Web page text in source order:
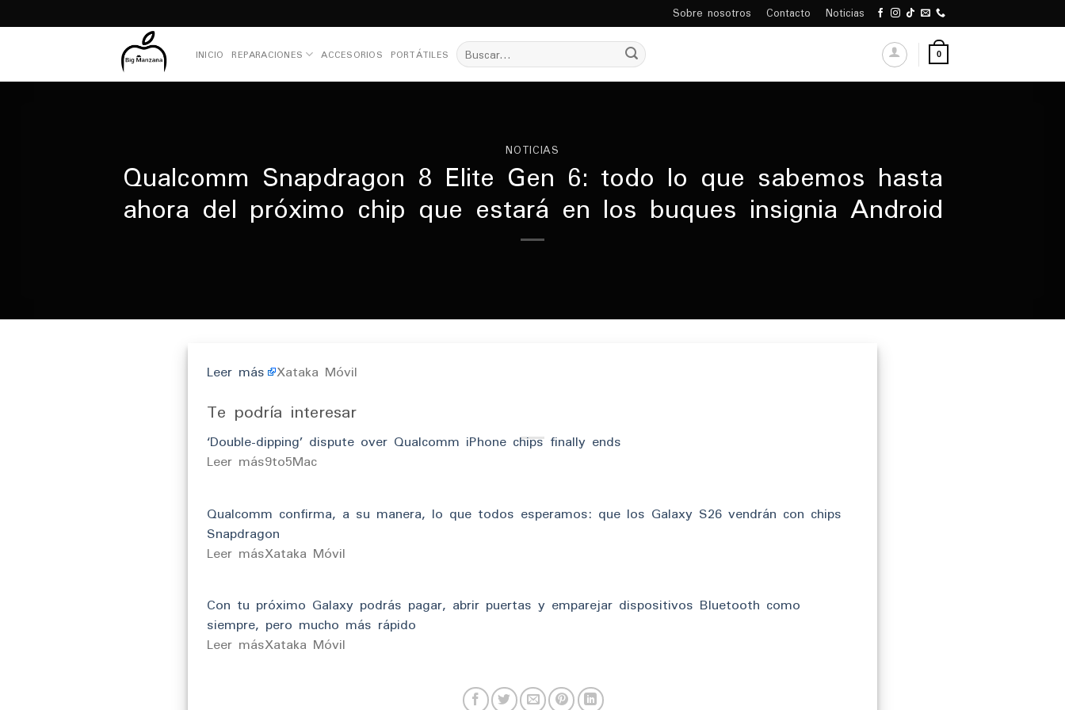
to
Sobre nosotros Contacto Noticias
INICIO REPARACIONES ACCESORIOS PORTÁTILES Buscar
por: 0
NOTICIAS
Qualcomm Snapdragon 8 Elite Gen 6: todo lo que sabemos hasta
ahora del próximo chip que estará en los buques insignia Android
Leer más Xataka Móvil
Te podría interesar
‘Double-dipping’ dispute over Qualcomm iPhone chips finally ends
​Leer más9to5Mac
Qualcomm confirma, a su manera, lo que todos esperamos: que los Galaxy S26 vendrán con chips
Snapdragon
​Leer másXataka Móvil
Con tu próximo Galaxy podrás pagar, abrir puertas y emparejar dispositivos Bluetooth como
siempre, pero mucho más rápido
​Leer másXataka Móvil